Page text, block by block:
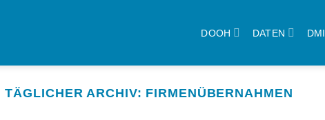
DOOH DATEN DMI
TÄGLICHER ARCHIV: FIRMENÜBERNAHMEN